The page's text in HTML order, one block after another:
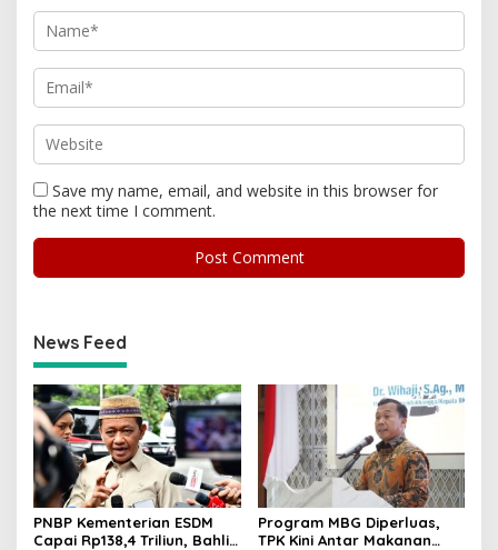
Save my name, email, and website in this browser for
the next time I comment.
News Feed
PNBP Kementerian ESDM
Capai Rp138,4 Triliun, Bahlil
Program MBG Diperluas,
TPK Kini Antar Makanan